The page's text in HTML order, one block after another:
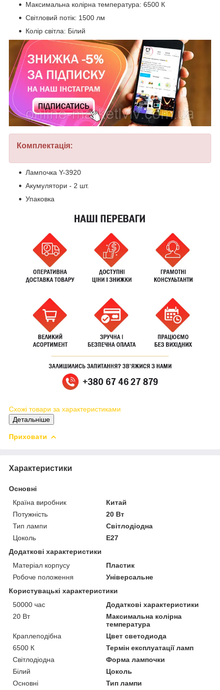
Максимальна колірна температура: 6500 К
Світловий потік: 1500 лм
Колір світла: Білий
Комплектація:
Лампочка Y-3920
Акумулятори - 2 шт.
Упаковка
Схожі товари за характеристиками
Детальніше
Приховати
Характеристики
Основні
Країна виробник
Китай
Потужність
20 Вт
Тип лампи
Світлодіодна
Цоколь
E27
Додаткові характеристики
Матеріал корпусу
Пластик
Робоче положення
Універсальне
Користувацькі характеристики
50000 час
Додаткові характеристики
20 Вт
Максимальна колірна
температура
Краплеподібна
Цвет светодиода
6500 К
Термін експлуатації ламп
Світлодіодна
Форма лампочки
Білий
Цоколь
Основні
Тип лампи